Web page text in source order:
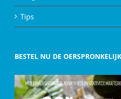
Tips
BESTEL NU DE